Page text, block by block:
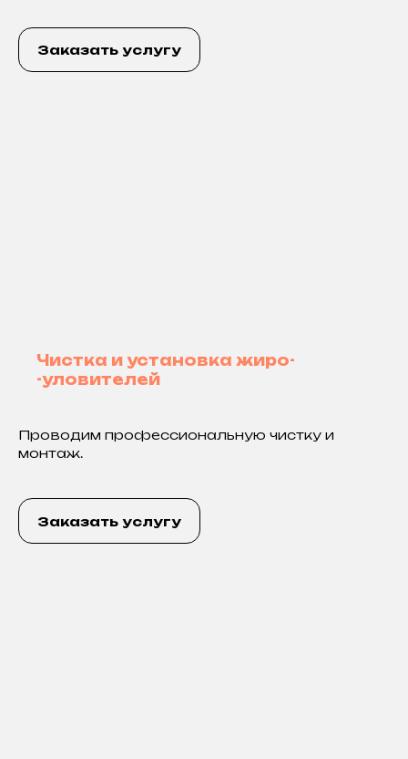
Заказать услугу
Чистка и установка жиро-
-уловителей
Проводим профессиональную чистку и
монтаж.
Заказать услугу